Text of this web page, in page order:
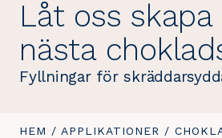
Låt oss skapa
nästa
Fyllningar för
DU
HEM / APPLIKATIONER /